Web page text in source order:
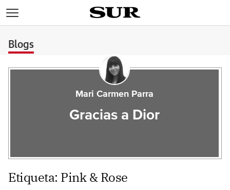
Blogs
Mari Carmen Parra
Gracias a Dior
Etiqueta: Pink & Rose